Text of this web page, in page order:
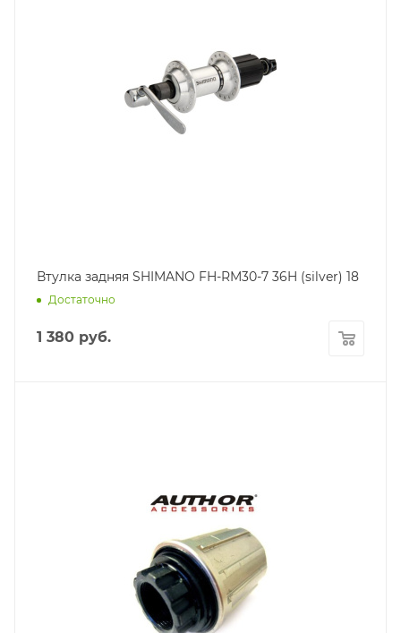
Втулка задняя SHIMANO FH-RM30-7 36H (silver) 18
Достаточно
1 380 руб.